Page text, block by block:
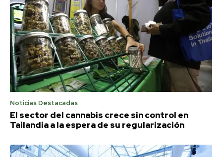
Noticias Destacadas
El sector del cannabis crece sin control en
Tailandia a la espera de su regularización